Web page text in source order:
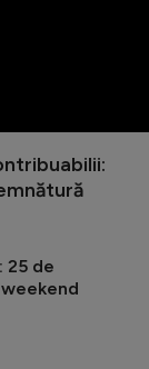
25 de